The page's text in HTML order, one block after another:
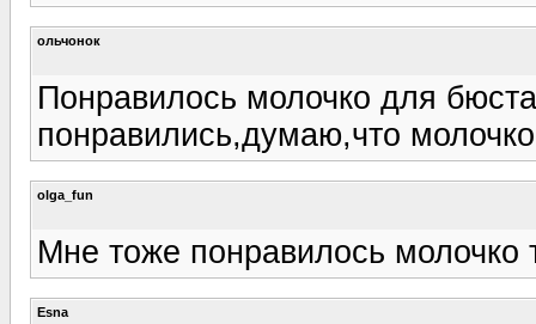
ольчонок
Понравилось молочко для
понравились,думаю,что
olga_fun
Мне тоже понравилось молочко
Esna